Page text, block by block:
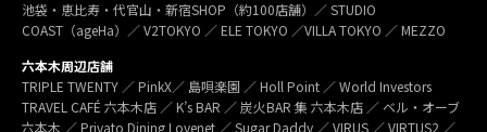
池袋・恵比寿・代官山・新宿SHOP（約100店舗）／ STUDIO
COAST（ageHa）／ V2TOKYO ／ ELE TOKYO ／VILLA TOKYO ／ MEZZO
六本木周辺店舗
TRIPLE TWENTY ／ PinkX／ 島唄楽園 ／ Holl Point ／ World Investors
TRAVEL CAFÉ 六本木店 ／ K’s BAR ／ 炭火BAR 集 六本木店 ／ ベル・オーブ
六本木 ／ Privato Dining Lovenet ／ Sugar Daddy ／ VIRUS ／ VIRTUS2 ／